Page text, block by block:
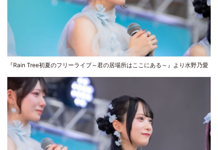
『Rain Tree初夏のフリーライブ～君の居場所はここにある～』より水野乃愛